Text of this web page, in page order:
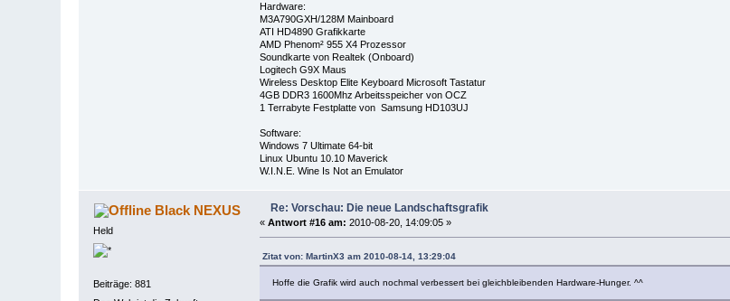
Hardware:
M3A790GXH/128M Mainboard
ATI HD4890 Grafikkarte
AMD Phenom² 955 X4 Prozessor
Soundkarte von Realtek (Onboard)
Logitech G9X Maus
Wireless Desktop Elite Keyboard Microsoft Tastatur
4GB DDR3 1600Mhz Arbeitsspeicher von OCZ
1 Terrabyte Festplatte von Samsung HD103UJ
Software:
Windows 7 Ultimate 64-bit
Linux Ubuntu 10.10 Maverick
W.I.N.E. Wine Is Not an Emulator
Black NEXUS
Held
Beiträge: 881
Re: Vorschau: Die neue Landschaftsgrafik
« Antwort #16 am: 2010-08-20, 14:09:05 »
Zitat von: MartinX3 am 2010-08-14, 13:29:04
Hoffe die Grafik wird auch nochmal verbessert bei gleichbleibenden Hardware-Hunger. ^^